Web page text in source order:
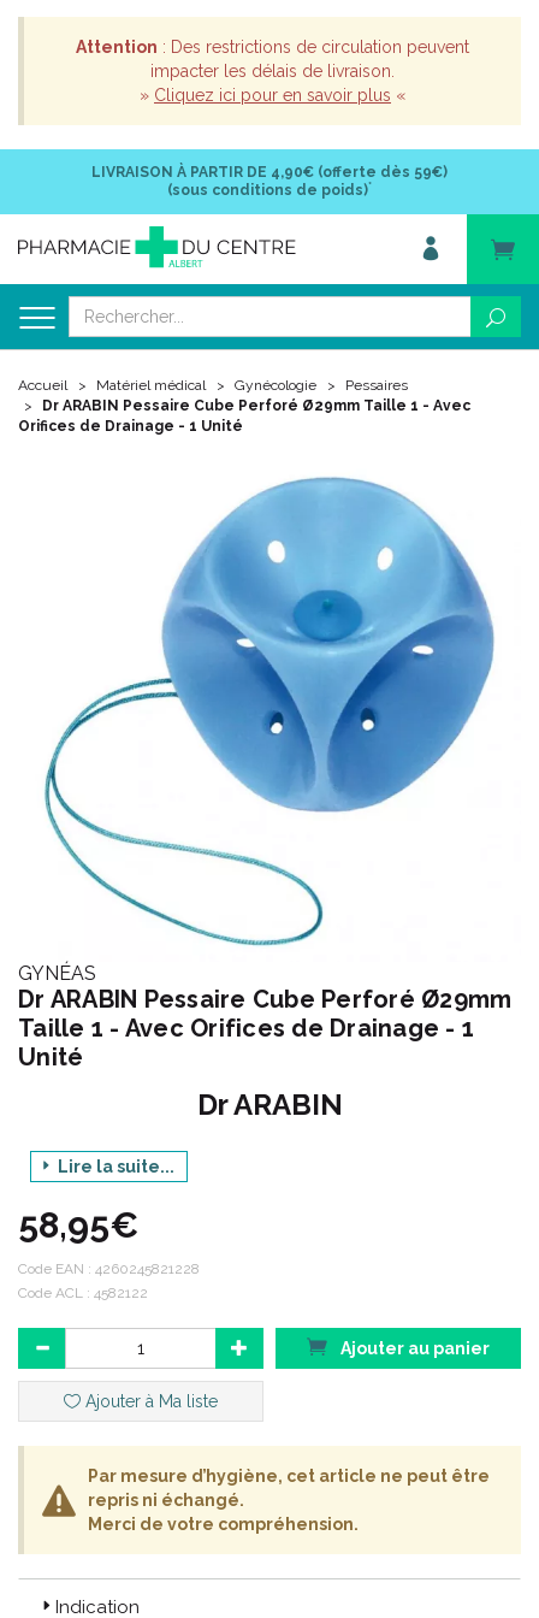
Attention : Des restrictions de circulation peuvent
impacter les délais de livraison.
» Cliquez ici pour en savoir plus «
LIVRAISON À PARTIR DE 4,90€ (offerte dès 59€)
(sous conditions de poids)*
Accueil Matériel médical Gynécologie
Pessaires
Dr ARABIN Pessaire Cube Perforé Ø29mm Taille 1 - Avec
Orifices de Drainage - 1 Unité
GYNÉAS
Dr ARABIN Pessaire Cube Perforé Ø29mm
Taille 1 - Avec Orifices de Drainage - 1
Unité
Dr ARABIN
Le pessaire est un dispositif médical qui s’ insère dans le vagin
pour soutenir les organes dans le cadre :
d' un prolapsus.
d' une descente d' organe légère.
d' une incontinence.
Le pessaire représente dans certains cas une alternative à la
chirurgie et à la prothèse vaginale (il peut être efficace même
dans les cas de prolapsus très importants), lorsque la patiente
refuse la chirurgie, ou bien s' il y a contre-indication. Le pessaire
permet également de prendre le temps d' organiser sa
chirurgie, ou bien d' analyser l' efficacité d' une opération dans
le traitement de certains symptômes comme l' incontinence.
Il existe aujourd' hui de nombreux modèles de pessaires, ce qui
permet d' adapter parfaitement le dispositif à la morphologie de
la patiente et à sa pathologie, ainsi qu' à ses besoins et
Lire la suite...
58,95€
Code EAN : 4260245821228
Code ACL : 4582122
Ajouter au panier
Ajouter à Ma liste
Par mesure d’hygiène, cet article ne peut être
repris ni échangé.
Merci de votre compréhension.
Indication